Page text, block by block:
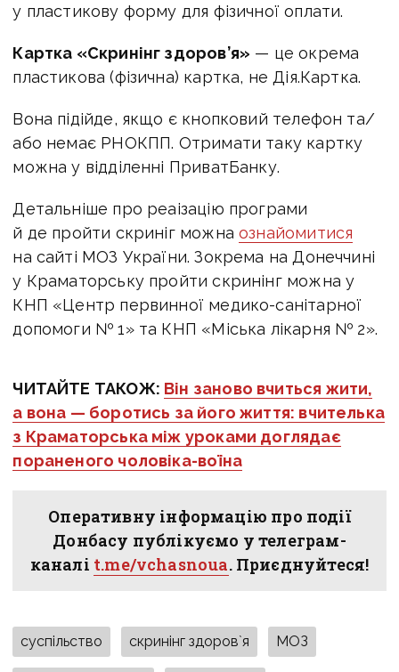
у пластикову форму для фізичної оплати.
Картка «Скринінг здоров’я» — це окрема
пластикова (фізична) картка, не Дія.Картка.
Вона підійде, якщо є кнопковий телефон та/
або немає РНОКПП. Отримати таку картку
можна у відділенні ПриватБанку.
Детальніше про реаізацію програми
й де пройти скриніг можнаознайомитися
на сайті МОЗ України. Зокрема на Донеччині
у Краматорську пройти скринінг можна у
КНП «Центр первинної медико-санітарної
допомоги № 1» та КНП «Міська лікарня № 2».
ЧИТАЙТЕ ТАКОЖ: Він заново вчиться жити,
а вона — боротись за його життя: вчителька
з Краматорська між уроками доглядає
пораненого чоловіка-воїна
Оперативну інформацію про події
Донбасу публікуємо у телеграм-
каналі t.me/vchasnoua. Приєднуйтеся!
суспільство скринінг здоров`я МОЗ